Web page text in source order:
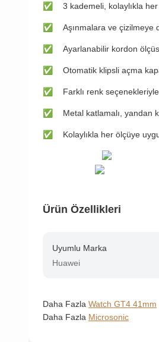
✅ ​​3 kademeli, kolaylıkla
✅ ​​Aşınmalara ve çizilmeye
✅ ​​Ayarlanabilir kordon
✅ ​​Otomatik klipsli açma
✅ ​​Farklı renk
✅ ​​Metal katlamalı, yandan
✅ ​​Kolaylıkla her ölçüye
Ürün Özellikleri
Uyumlu Marka
Huawei
Daha Fazla Watch GT4 41mm
Daha Fazla Microsonic